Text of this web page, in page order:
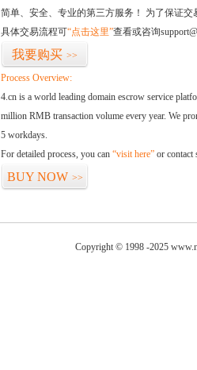
简单、安全、专业的第三方服务！ 为了保证
具体交易流程可“点击这里”查看或咨询
我要购买 >>
Process Overview:
4.cn is a world leading domain escrow service
million RMB transaction volume every year. We
5 workdays.
For detailed process, you can “visit here” or contact
BUY NOW >>
Copyright © 1998 -2025